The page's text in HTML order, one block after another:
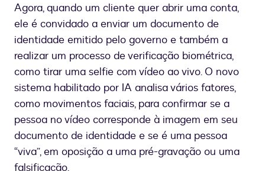
Agora, quando um cliente quer abrir uma conta,
ele é convidado a enviar um documento de
identidade emitido pelo governo e também a
realizar um processo de verificação biométrica,
como tirar uma selfie com vídeo ao vivo. O novo
sistema habilitado por IA analisa vários fatores,
como movimentos faciais, para confirmar se a
pessoa no vídeo corresponde à imagem em seu
documento de identidade e se é uma pessoa
“viva”, em oposição a uma pré-gravação ou uma
falsificação.